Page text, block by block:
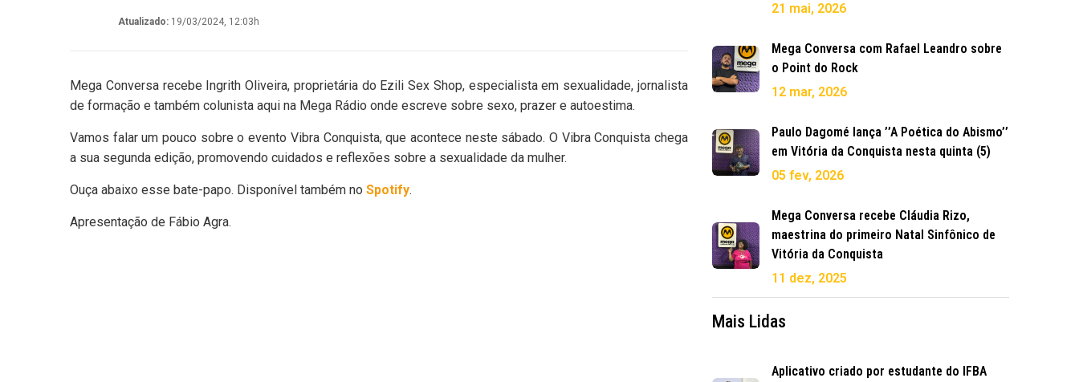
Atualizado: 19/03/2024, 12:03h
Mega Conversa recebe Ingrith Oliveira, proprietária do Ezili Sex Shop, especialista em sexualidade, jornalista
de formação e também colunista aqui na Mega Rádio onde escreve sobre sexo, prazer e autoestima.
Vamos falar um pouco sobre o evento Vibra Conquista, que acontece neste sábado. O Vibra Conquista chega
a sua segunda edição, promovendo cuidados e reflexões sobre a sexualidade da mulher.
Ouça abaixo esse bate-papo. Disponível também no Spotify.
Apresentação de Fábio Agra.
21 mai, 2026
Mega Conversa com Rafael Leandro sobre
o Point do Rock
12 mar, 2026
Paulo Dagomé lança ’’A Poética do Abismo’’
em Vitória da Conquista nesta quinta (5)
05 fev, 2026
Mega Conversa recebe Cláudia Rizo,
maestrina do primeiro Natal Sinfônico de
Vitória da Conquista
11 dez, 2025
Mais Lidas
Aplicativo criado por estudante do IFBA